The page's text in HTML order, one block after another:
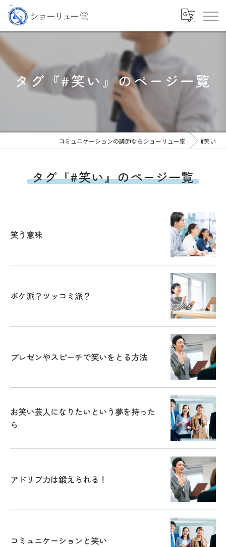
タグ『#笑い』のページ一覧
コミュニケーションの講師ならショーリュー堂 #笑い
タグ『#笑い』のページ一覧
笑う意味
ボケ派？ツッコミ派？
プレゼンやスピーチで笑いをとる方法
お笑い芸人になりたいという夢を持った
ら
アドリブ力は鍛えられる！
コミュニケーションと笑い